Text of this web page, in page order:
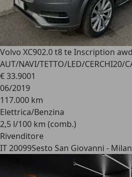
Volvo XC902.0 t8 te Inscription
AUT/NAVI/TETTO/LED/CERCHI20/
€ 33.9001
06/2019
117.000 km
Elettrica/Benzina
2,5 l/100 km (comb.)
Rivenditore
IT 20099Sesto San Giovanni -